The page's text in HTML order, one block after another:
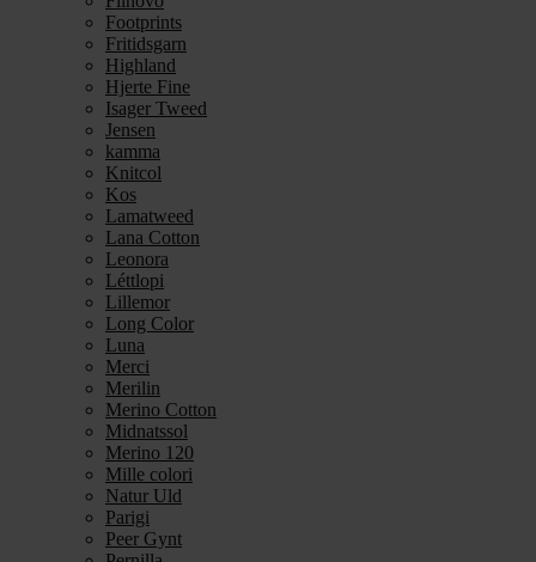
Footprints
Fritidsgarn
Highland
Hjerte Fine
Isager Tweed
Jensen
kamma
Knitcol
Kos
Lamatweed
Lana Cotton
Leonora
Léttlopi
Lillemor
Long Color
Luna
Merci
Merilin
Merino Cotton
Midnatssol
Merino 120
Mille colori
Natur Uld
Parigi
Peer Gynt